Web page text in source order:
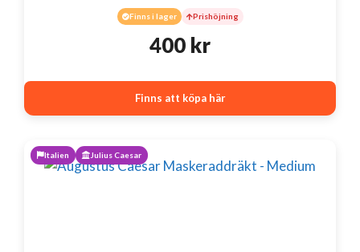
Finns i lager Prishöjning
400 kr
Finns att köpa här
Italien Julius Caesar